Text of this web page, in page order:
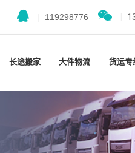
119298776
长途搬家 大件物流 货运专